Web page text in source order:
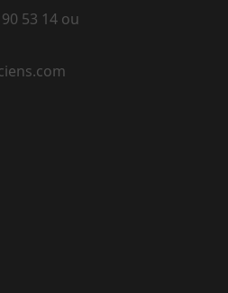
53 14 ou